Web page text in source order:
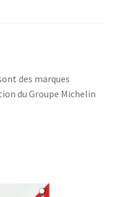
des marques
du Groupe Michelin